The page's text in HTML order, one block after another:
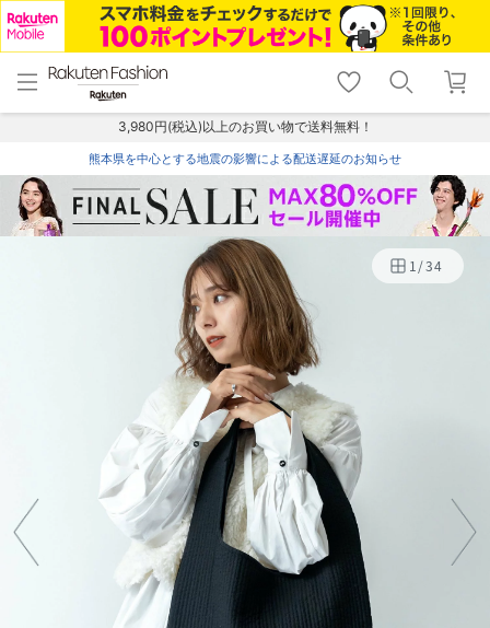
menu home
トップ
shopping_cart lock_outline
ログイン
3,980円(税込)以上のお買い物で送料無料！
熊本県を中心とする地震の影響による配送遅延のお知らせ
1/34